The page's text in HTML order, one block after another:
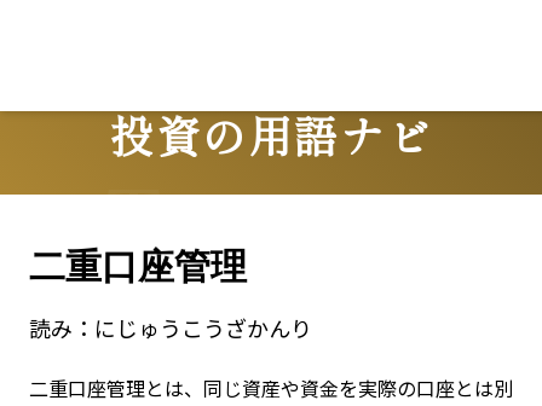
投資の用語ナビ
Terms
二重口座管理
読み： にじゅうこうざかんり
二重口座管理とは、同じ資産や資金を実際の口座とは別